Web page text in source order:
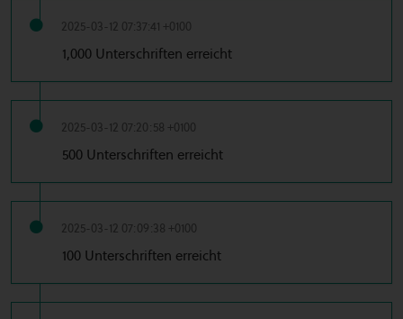
2025-03-12 07:37:41 +0100
1,000 Unterschriften erreicht
2025-03-12 07:20:58 +0100
500 Unterschriften erreicht
2025-03-12 07:09:38 +0100
100 Unterschriften erreicht